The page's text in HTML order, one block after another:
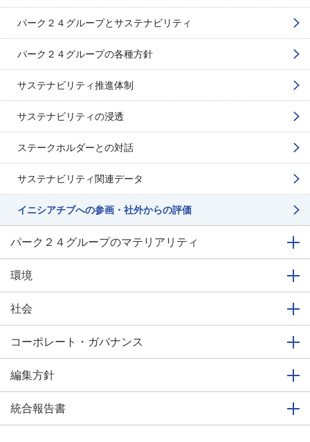
パーク２４グループとサステナビリティ
パーク２４グループの各種方針
サステナビリティ推進体制
サステナビリティの浸透
ステークホルダーとの対話
サステナビリティ関連データ
イニシアチブへの参画・ 社外からの評価
パーク２４グループのマテリアリティ
環境
社会
コーポレート・ガバナンス
編集方針
統合報告書